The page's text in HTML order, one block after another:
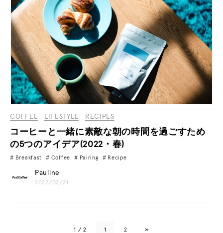
COFFEE LIFESTYLE RECIPES
コーヒーと一緒に素敵な朝の時間を過ごすため
の5つのアイデア(2022・春)
Breakfast Coffee Pairing Recipe
Pauline
2022/02/24
1 / 2 1 2 »